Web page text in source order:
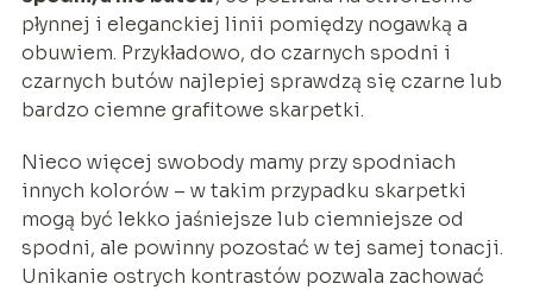
płynnej i eleganckiej linii pomiędzy nogawką a
obuwiem. Przykładowo, do czarnych spodni i
czarnych butów najlepiej sprawdzą się czarne lub
bardzo ciemne grafitowe skarpetki.
Nieco więcej swobody mamy przy spodniach
innych kolorów – w takim przypadku skarpetki
mogą być lekko jaśniejsze lub ciemniejsze od
spodni, ale powinny pozostać w tej samej tonacji.
Unikanie ostrych kontrastów pozwala zachować